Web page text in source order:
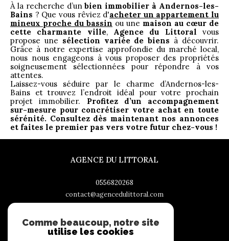
À la recherche d’unbien immobilier à Andernos-les-
Bains ? Que vous rêviez d'acheter un appartement lu
mineux proche du bassin ou une maison au cœur de
cette charmante ville, Agence du Littoral vous
propose une sélection variée de biens à découvrir.
Grâce à notre expertise approfondie du marché local,
nous nous engageons à vous proposer des propriétés
soigneusement sélectionnées pour répondre à vos
attentes.
Laissez-vous séduire par le charme d’Andernos-les-
Bains et trouvez l’endroit idéal pour votre prochain
projet immobilier. Profitez d’un accompagnement
sur-mesure pour concrétiser votre achat en toute
sérénité. Consultez dès maintenant nos annonces
et faites le premier pas vers votre futur chez-vous !
AGENCE DU LITTORAL
0556820268
contact@agencedulittoral.com
andernos-les-bains
Comme beaucoup, notre site
utilise les cookies